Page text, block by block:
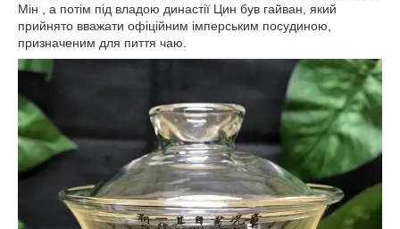
Мін , а потім під владою династії Цин був гайван, який
прийнято вважати офіційним імперським посудиною,
призначеним для пиття чаю.